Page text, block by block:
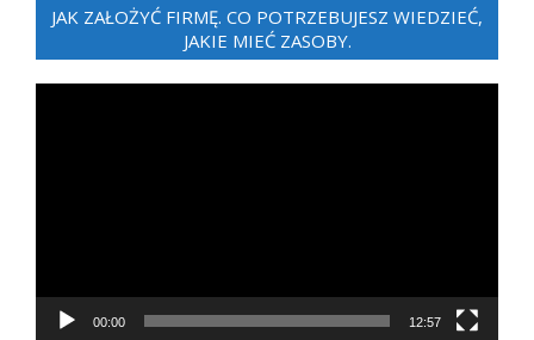
JAK ZAŁOŻYĆ FIRMĘ. CO POTRZEBUJESZ WIEDZIEĆ,
JAKIE MIEĆ ZASOBY.
00:00 12:57